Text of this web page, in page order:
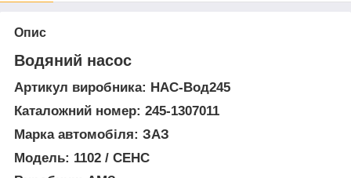
Опис
Водяний насос
Артикул виробника: НАС-Вод245
Каталожний номер: 245-1307011
Марка автомобіля: ЗАЗ
Модель: 1102 / СЕНС